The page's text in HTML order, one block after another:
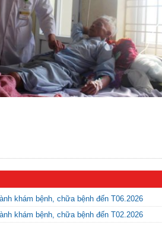
khám bệnh, chữa bệnh đến T06.2026
khám bệnh, chữa bệnh đến T02.2026